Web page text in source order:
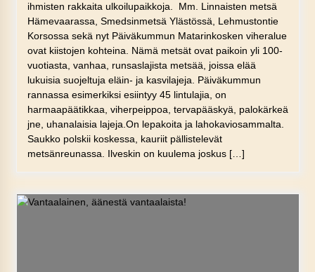
ihmisten rakkaita ulkoilupaikkoja. Mm. Linnaisten metsä
Hämevaarassa, Smedsinmetsä Ylästössä, Lehmustontie
Korsossa sekä nyt Päiväkummun Matarinkosken viheralue
ovat kiistojen kohteina. Nämä metsät ovat paikoin yli 100-
vuotiasta, vanhaa, runsaslajista metsää, joissa elää
lukuisia suojeltuja eläin- ja kasvilajeja. Päiväkummun
rannassa esimerkiksi esiintyy 45 lintulajia, on
harmaapäätikkaa, viherpeippoa, tervapääskyä, palokärkeä
jne, uhanalaisia lajeja.On lepakoita ja lahokaviosammalta.
Saukko polskii koskessa, kauriit pällistelevät
metsänreunassa. Ilveskin on kuulema joskus […]